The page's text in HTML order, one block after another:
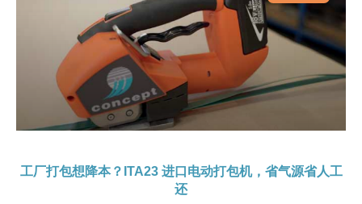
工厂打包想降本？ITA23 进口电动打包机，省气源省人工
还